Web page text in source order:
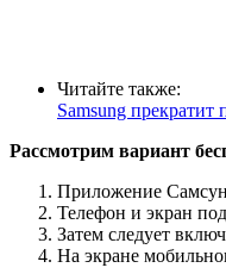
Читайте также:
Samsung
Рассмотрим вариант
Приложение
Телефон и экран
Затем следует
На экране